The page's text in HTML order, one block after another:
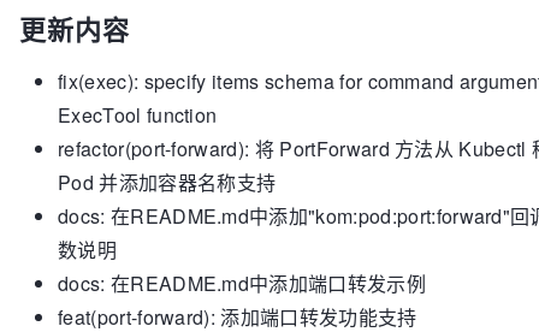
更新内容
fix(exec): specify items schema for command
ExecTool function
refactor(port-forward): 将 PortForward 方法从 Kubectl
Pod 并添加容器名称支持
docs: 在README.md中添加"kom:pod:port:forward"回
数说明
docs: 在README.md中添加端口转发示例
feat(port-forward): 添加端口转发功能支持